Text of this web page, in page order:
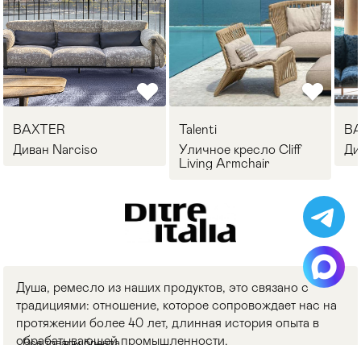
BAXTER
Диван Narciso
Talenti
Уличное кресло Cliff
Living Armchair
Душа, ремесло из наших продуктов, это связано с
традициями: отношение, которое сопровождает нас на
протяжении более 40 лет, длинная история опыта в
обрабатывающей промышленности.